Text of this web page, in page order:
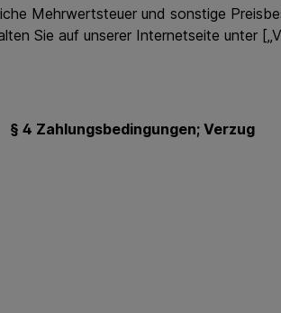
Mehrwertsteuer und sonstige
Sie auf unserer Internetseite unter
§ 4 Zahlungsbedingungen; Verzug